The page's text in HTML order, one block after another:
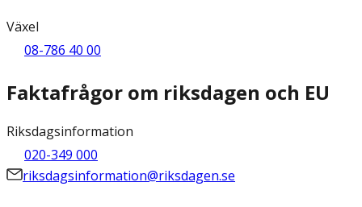
Växel
08-786 40 00
Faktafrågor om riksdagen och EU
Riksdagsinformation
020-349 000
riksdagsinformation@riksdagen.se